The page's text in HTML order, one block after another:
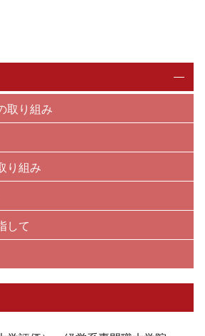
取り組み
り組み
して